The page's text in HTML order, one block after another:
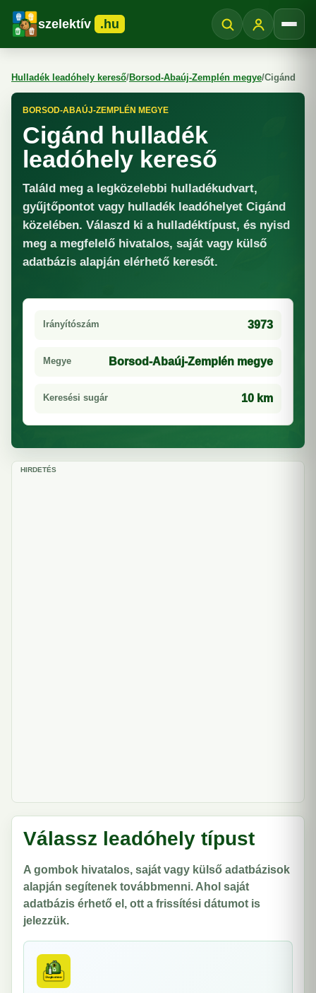
szelektív .hu
Hulladék leadóhely kereső/Borsod-Abaúj-Zemplén megye/Cigánd
BORSOD-ABAÚJ-ZEMPLÉN MEGYE
Cigánd hulladék
leadóhely kereső
Találd meg a legközelebbi hulladékudvart,
gyűjtőpontot vagy hulladék leadóhelyet Cigánd
közelében. Válaszd ki a hulladéktípust, és nyisd
meg a megfelelő hivatalos, saját vagy külső
adatbázis alapján elérhető keresőt.
Irányítószám 3973
Megye Borsod-Abaúj-Zemplén megye
Keresési sugár 10 km
HIRDETÉS
Válassz leadóhely típust
A gombok hivatalos, saját vagy külső adatbázisok
alapján segítenek továbbmenni. Ahol saját
adatbázis érhető el, ott a frissítési dátumot is
jelezzük.